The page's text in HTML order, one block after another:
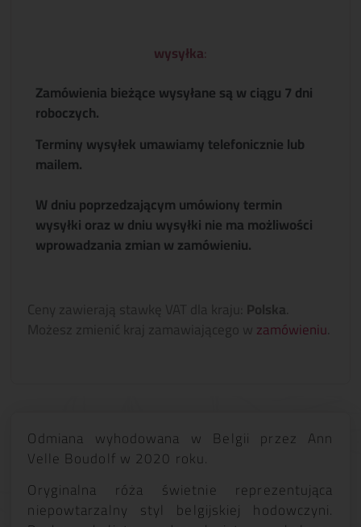
wysyłka:
Zamówienia bieżące wysyłane są w ciągu 7 dni
roboczych.
Terminy wysyłek umawiamy telefonicznie lub
mailem.
W dniu poprzedzającym umówiony termin
wysyłki oraz w dniu wysyłki nie ma możliwości
wprowadzania zmian w zamówieniu.
Ceny zawierają stawkę VAT dla kraju: Polska
Możesz zmienić kraj zamawiającego wzamówieniu
Odmiana wyhodowana w Belgii przez Ann
Velle Boudolf w 2020 roku.
Oryginalna róża świetnie reprezentująca
niepowtarzalny styl belgijskiej hodowczyni.